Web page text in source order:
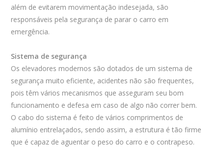
além de evitarem movimentação indesejada, são
responsáveis pela segurança de parar o carro em
emergência.
Sistema de segurança
Os elevadores modernos são dotados de um sistema de
segurança muito eficiente, acidentes não são frequentes,
pois têm vários mecanismos que asseguram seu bom
funcionamento e defesa em caso de algo não correr bem.
O cabo do sistema é feito de vários comprimentos de
alumínio entrelaçados, sendo assim, a estrutura é tão firme
que é capaz de aguentar o peso do carro e o contrapeso.